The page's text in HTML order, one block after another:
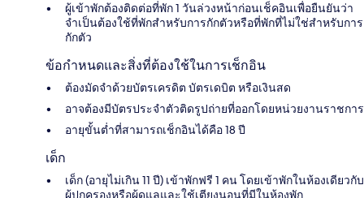
ผู้เข้าพักต้องติดต่อที่พัก 1 วันล่วงหน้าก่อนเช็คอินเพื่อยืนยันว่า
จำเป็นต้องใช้ที่พักสำหรับการกักตัวหรือที่พักที่ไม่ใช่สำหรับการ
กักตัว
ข้อกำหนดและสิ่งที่ต้องใช้ในการเช็กอิน
ต้องมัดจำด้วยบัตรเครดิต บัตรเดบิต หรือเงินสด
อาจต้องมีบัตรประจำตัวติดรูปถ่ายที่ออกโดยหน่วยงานราชการ
อายุขั้นต่ำที่สามารถเช็กอินได้คือ 18 ปี
เด็ก
เด็ก (อายุไม่เกิน 11 ปี) เข้าพักฟรี 1 คน โดยเข้าพักในห้องเดียวกับ
ผู้ปกครองหรือผู้ดูแลและใช้เตียงนอนที่มีในห้องพัก